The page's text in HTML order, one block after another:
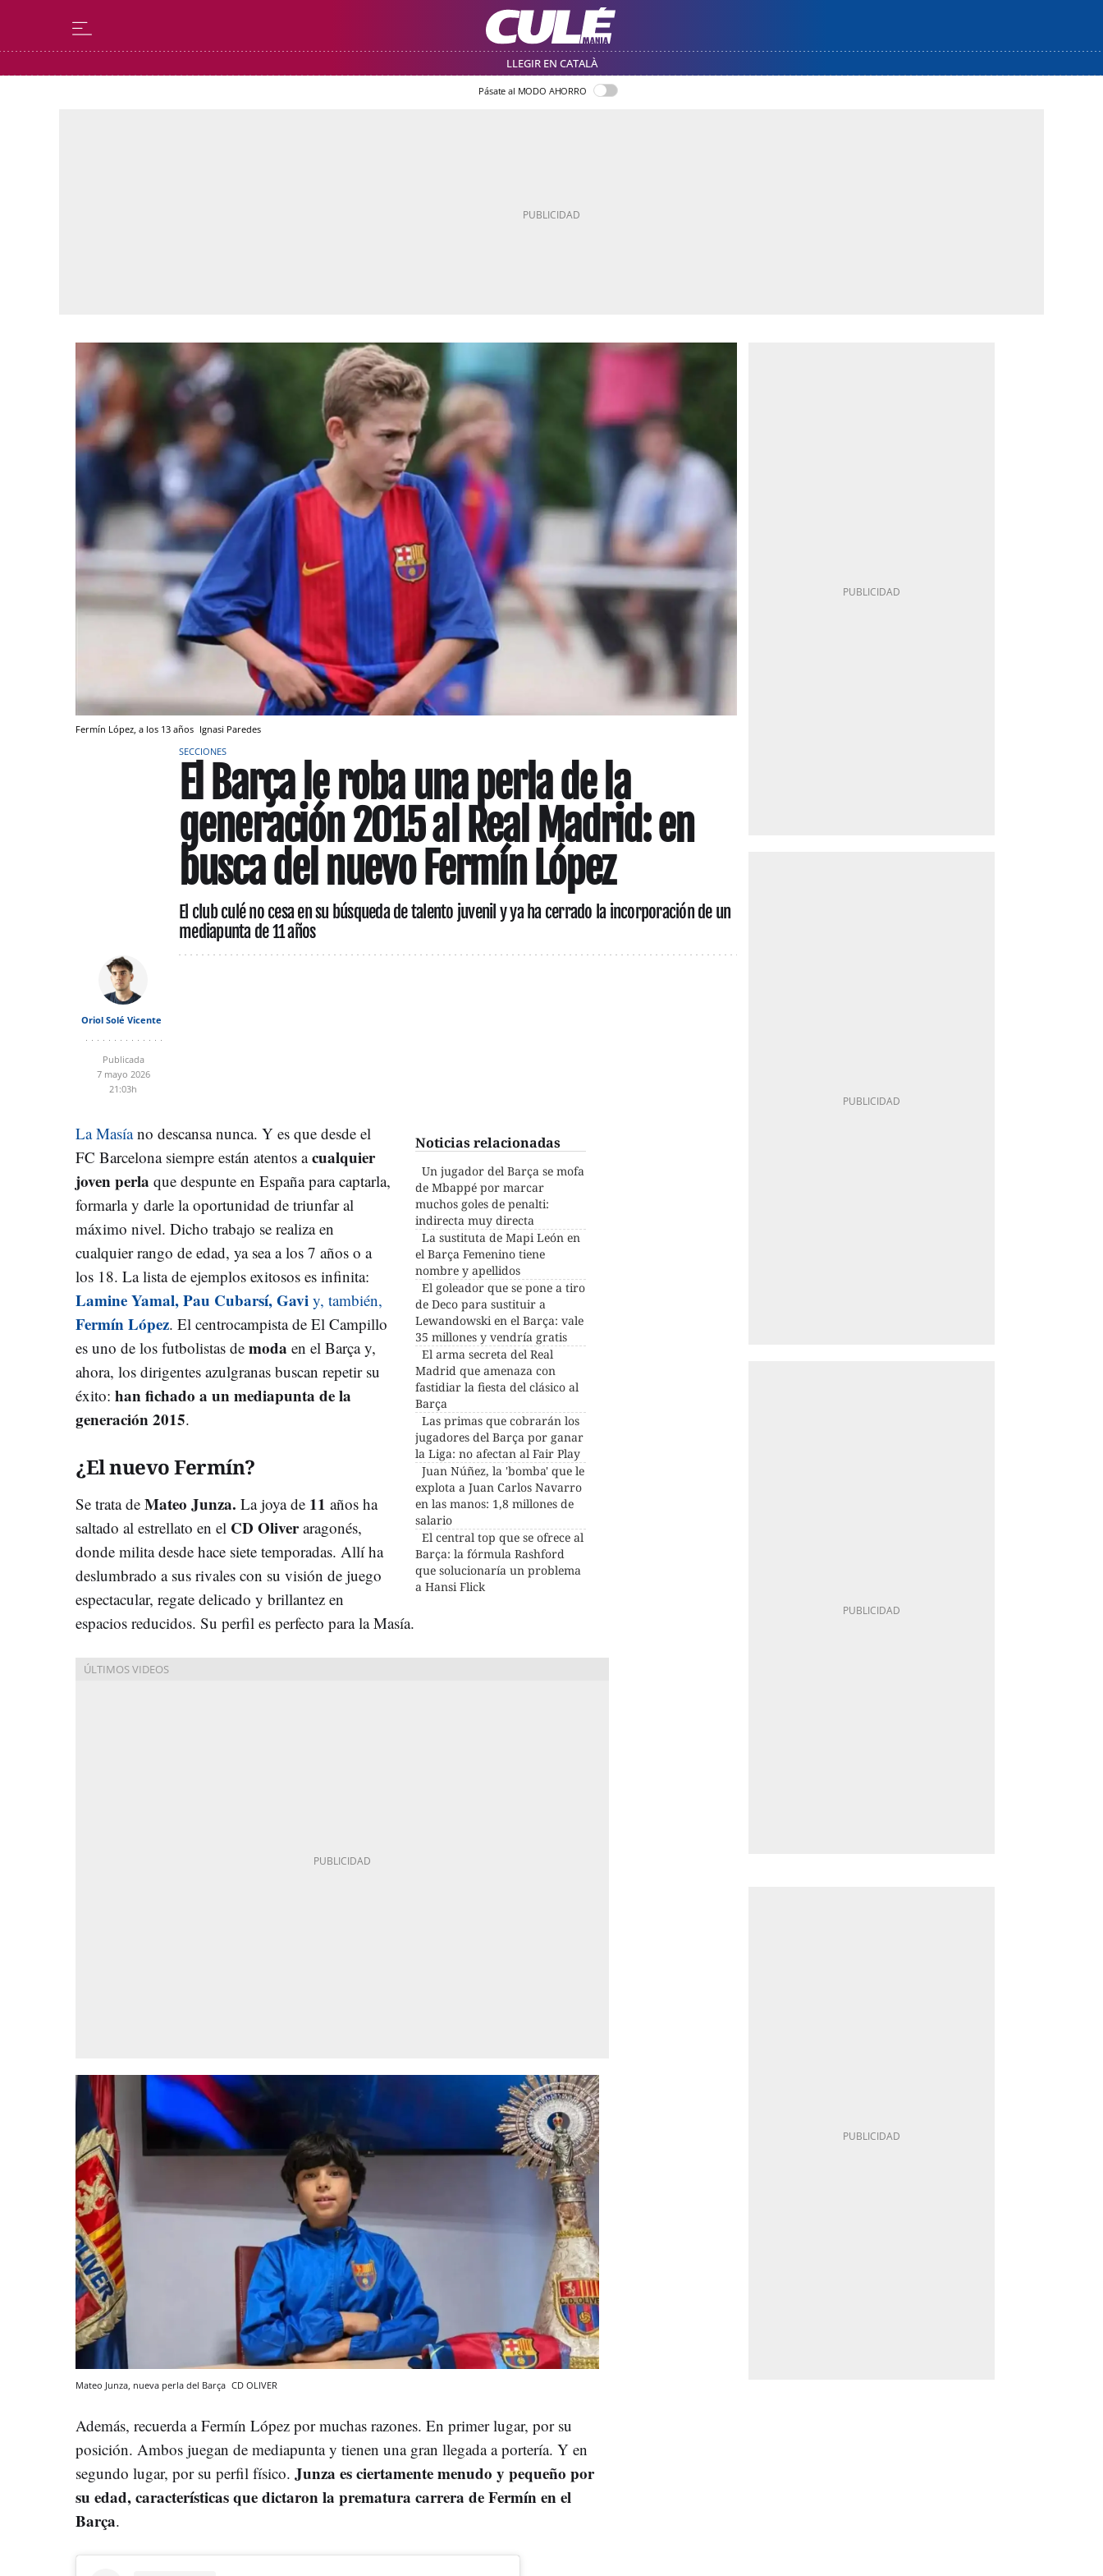
LLEGIR EN CATALÀ
Pásate al MODO AHORRO
Fermín López, a los 13 años Ignasi Paredes
SECCIONES
El Barça le roba una perla de la
generación 2015 al Real Madrid: en
busca del nuevo Fermín López
El club culé no cesa en su búsqueda de talento juvenil y ya ha cerrado la incorporación de un
mediapunta de 11 años
Oriol Solé Vicente
Publicada
7 mayo 2026
21:03h
Noticias relacionadas
Un jugador del Barça se mofa
de Mbappé por marcar
muchos goles de penalti:
indirecta muy directa
La sustituta de Mapi León en
el Barça Femenino tiene
nombre y apellidos
El goleador que se pone a tiro
de Deco para sustituir a
Lewandowski en el Barça: vale
35 millones y vendría gratis
El arma secreta del Real
Madrid que amenaza con
fastidiar la fiesta del clásico al
Barça
Las primas que cobrarán los
jugadores del Barça por ganar
la Liga: no afectan al Fair Play
Juan Núñez, la 'bomba' que le
explota a Juan Carlos Navarro
en las manos: 1,8 millones de
salario
El central top que se ofrece al
Barça: la fórmula Rashford
que solucionaría un problema
a Hansi Flick
La Masíano descansa nunca. Y es que desde el
FC Barcelona siempre están atentos acualquier
joven perla que despunte en España para captarla,
formarla y darle la oportunidad de triunfar al
máximo nivel. Dicho trabajo se realiza en
cualquier rango de edad, ya sea a los 7 años o a
los 18. La lista de ejemplos exitosos es infinita:
Lamine Yamal, Pau Cubarsí, Gavi y, también,
Fermín López. El centrocampista de El Campillo
es uno de los futbolistas de moda en el Barça y,
ahora, los dirigentes azulgranas buscan repetir su
éxito: han fichado a un mediapunta de la
generación 2015.
¿El nuevo Fermín?
Se trata de Mateo Junza. La joya de 11 años ha
saltado al estrellato en el CD Oliveraragonés,
donde milita desde hace siete temporadas. Allí ha
deslumbrado a sus rivales con su visión de juego
espectacular, regate delicado y brillantez en
espacios reducidos. Su perfil es perfecto para la Masía.
Mateo Junza, nueva perla del Barça CD OLIVER
Además, recuerda a Fermín López por muchas razones. En primer lugar, por su
posición. Ambos juegan de mediapunta y tienen una gran llegada a portería. Y en
segundo lugar, por su perfil físico. Junza es ciertamente menudo y pequeño por
su edad, características que dictaron la prematura carrera de Fermín en el
Barça.